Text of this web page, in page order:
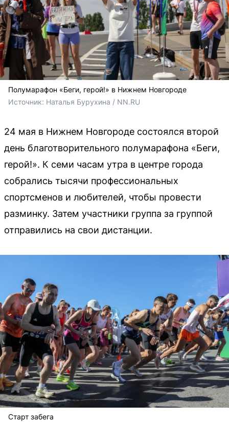
Полумарафон «Беги, герой!» в Нижнем Новгороде
Источник: Наталья Бурухина / NN.RU
24 мая в Нижнем Новгороде состоялся второй
день благотворительного полумарафона «Беги,
герой!». К семи часам утра в центре города
собрались тысячи профессиональных
спортсменов и любителей, чтобы провести
разминку. Затем участники группа за группой
отправились на свои дистанции.
Старт забега